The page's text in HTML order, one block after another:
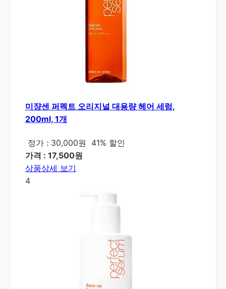
미쟝센 퍼펙트 오리지널 대용량 헤어 세럼,
200ml, 1개
정가 : 30,000원
41% 할인
가격 : 17,500원
상품상세 보기
4